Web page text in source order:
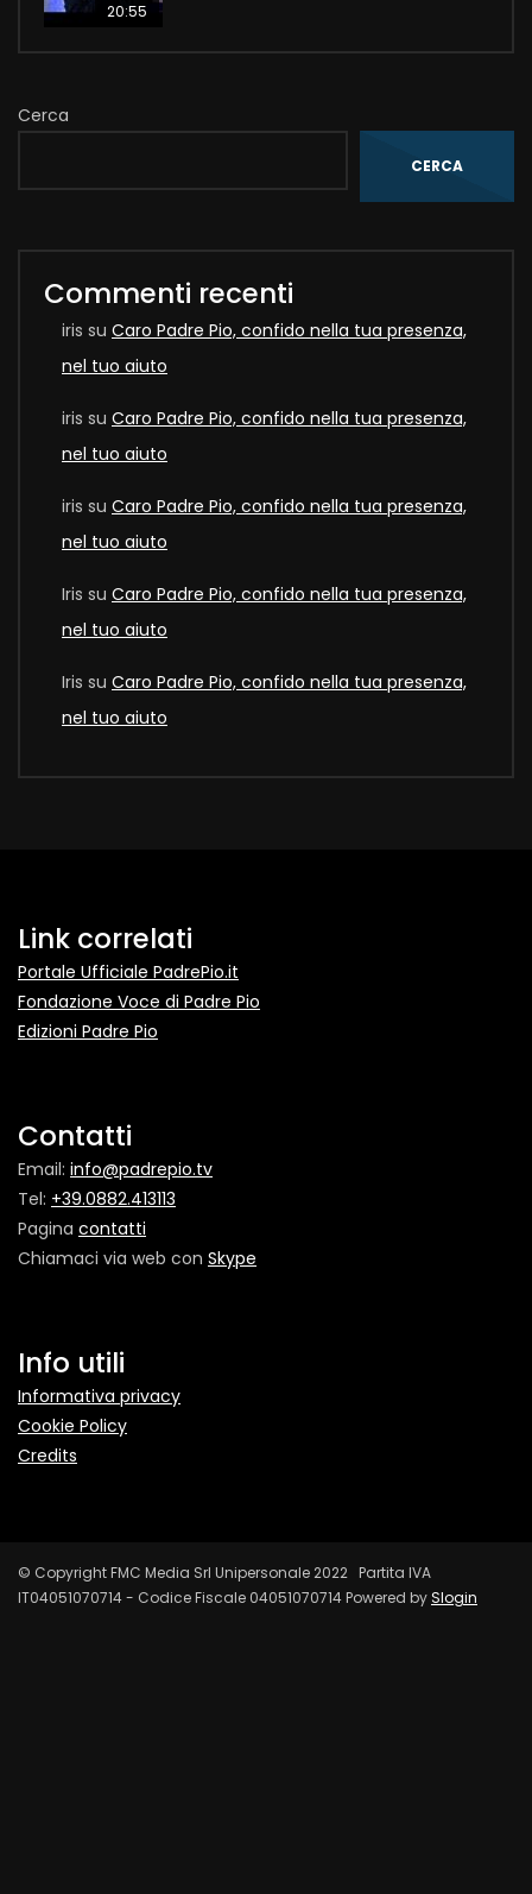
20:55
Cerca
CERCA
Commenti recenti
iris su Caro Padre Pio, confido nella tua presenza,
nel tuo aiuto
iris su Caro Padre Pio, confido nella tua presenza,
nel tuo aiuto
iris su Caro Padre Pio, confido nella tua presenza,
nel tuo aiuto
Iris su Caro Padre Pio, confido nella tua presenza,
nel tuo aiuto
Iris su Caro Padre Pio, confido nella tua presenza,
nel tuo aiuto
Link correlati
Portale Ufficiale PadrePio.it
Fondazione Voce di Padre Pio
Edizioni Padre Pio
Contatti
Email: info@padrepio.tv
Tel: +39.0882.413113
Pagina contatti
Chiamaci via web con Skype
Info utili
Informativa privacy
Cookie Policy
Credits
© Copyright FMC Media Srl Unipersonale 2022 Partita IVA
IT04051070714 - Codice Fiscale 04051070714 Powered bySlogin